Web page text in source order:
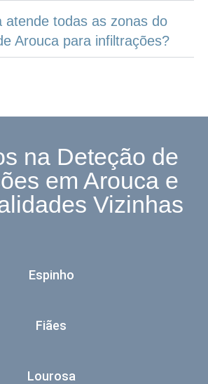
atende todas as zonas do
Arouca para infiltrações?
na Deteção de
em Arouca e
Vizinhas
Espinho
Fiães
Lourosa